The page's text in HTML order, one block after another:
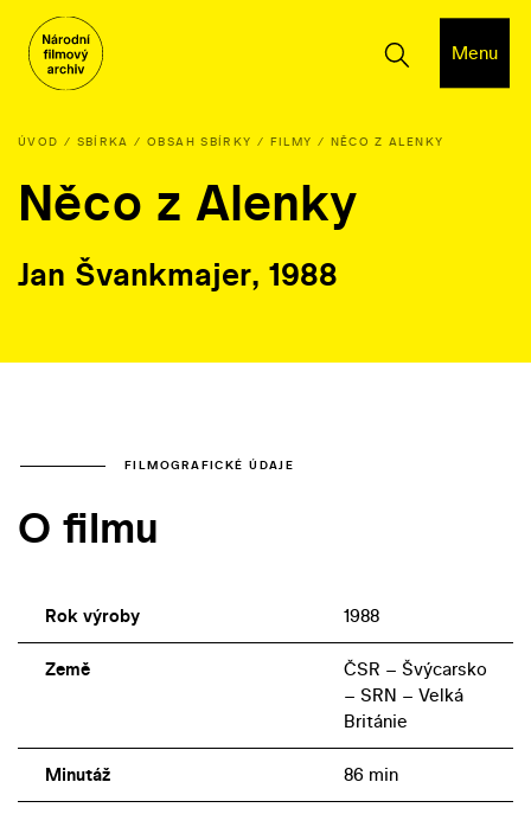
Menu
ÚVOD SBÍRKA OBSAH SBÍRKY FILMY NĚCO Z ALENKY
Něco z Alenky
Jan Švankmajer, 1988
FILMOGRAFICKÉ ÚDAJE
O filmu
Rok výroby 1988
Země
ČSR – Švýcarsko
– SRN – Velká
Británie
Minutáž 86 min